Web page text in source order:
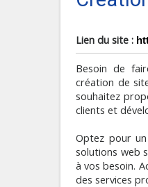
Lien du site :
Besoin de
création de
souhaitez
clients et
Optez pour
solutions web
à vos besoin.
des services